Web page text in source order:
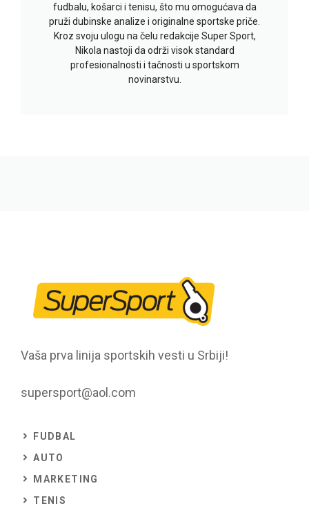
fudbalu, košarci i tenisu, što mu omogućava da
pruži dubinske analize i originalne sportske priče.
Kroz svoju ulogu na čelu redakcije Super Sport,
Nikola nastoji da održi visok standard
profesionalnosti i tačnosti u sportskom
novinarstvu.
Vaša prva linija sportskih vesti u Srbiji!
supersport@aol.com
FUDBAL
AUTO
MARKETING
TENIS